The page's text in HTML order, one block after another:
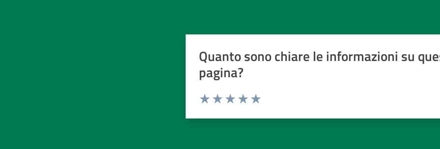
Quanto sono chiare le informazioni su
pagina?
Valuta da 1 a 5 stelle